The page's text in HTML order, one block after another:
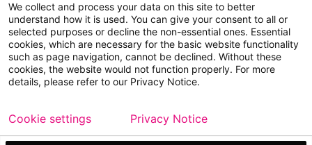
We collect and process your data on this site to better
understand how it is used. You can give your consent to all or
selected purposes or decline the non-essential ones. Essential
cookies, which are necessary for the basic website functionality
such as page navigation, cannot be declined. Without these
cookies, the website would not function properly. For more
details, please refer to our Privacy Notice.
Cookie settings Privacy Notice